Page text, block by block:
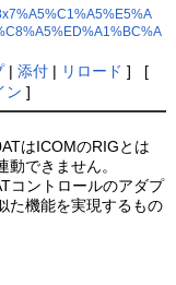
| 添付| リロード ] [
ン ]
はICOMのRIGとは
できません。
コントロールのアダプ
た機能を実現するもの